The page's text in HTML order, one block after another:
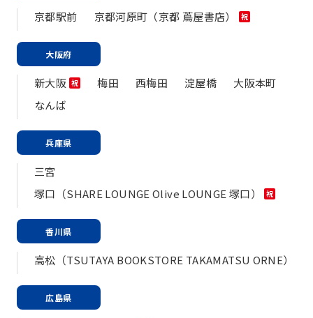
京都駅前 京都河原町（京都 蔦屋書店） 祝
大阪府
新大阪 祝 梅田 西梅田 淀屋橋
大阪本町
なんば
兵庫県
三宮
塚口（SHARE LOUNGE Olive LOUNGE 塚口）
祝
香川県
高松（TSUTAYA BOOKSTORE TAKAMATSU ORNE）
広島県